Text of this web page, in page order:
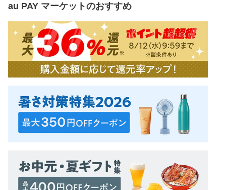
au PAY マーケットのおすすめ